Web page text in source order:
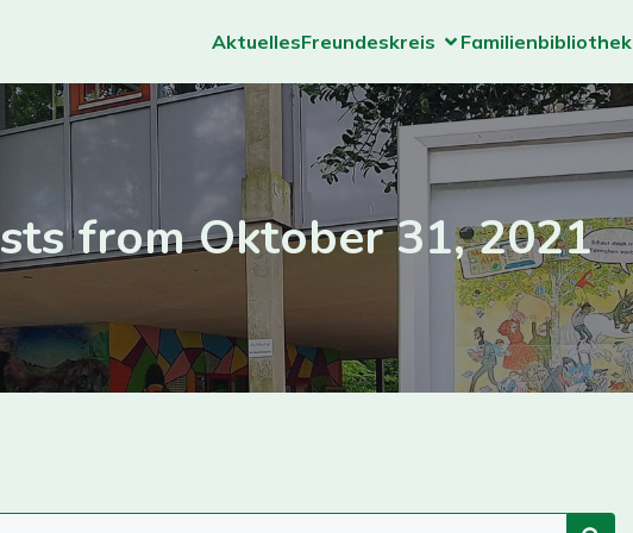
AktuellesFreundeskreis Familienbibliothek
from Oktober 31, 2021